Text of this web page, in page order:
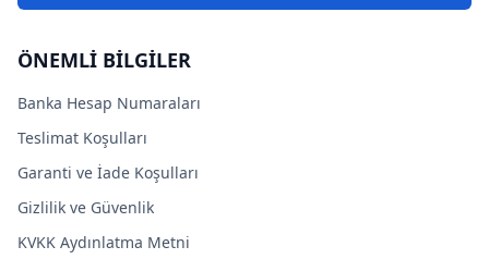
ÖNEMLİ BİLGİLER
Banka Hesap Numaraları
Teslimat Koşulları
Garanti ve İade Koşulları
Gizlilik ve Güvenlik
KVKK Aydınlatma Metni